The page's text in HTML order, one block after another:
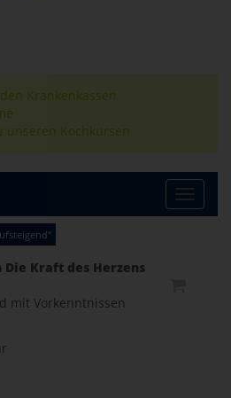
Krankenkassen
unseren Kochkursen
Toggle
Kraft des Herzens
mit Vorkenntnissen